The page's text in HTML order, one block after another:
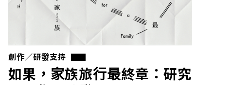
創作／研發支持
如果，家族旅行最終章：研究